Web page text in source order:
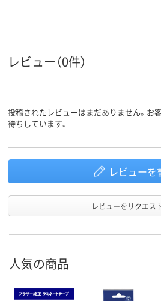
テープ色 透明
レビュー（0件）
投稿されたレビューはまだありません。お
待ちしています。
レビューを
レビューをリクエス
人気の商品